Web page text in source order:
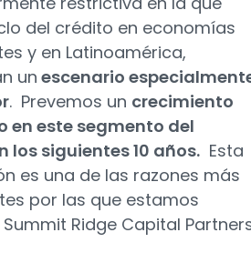
del crédito en economías
y en Latinoamérica,
un escenario
. Prevemos un crecimiento
en este segmento del
los siguientes 10 años. Esta
es una de las razones más
por las que estamos
Ridge Capital